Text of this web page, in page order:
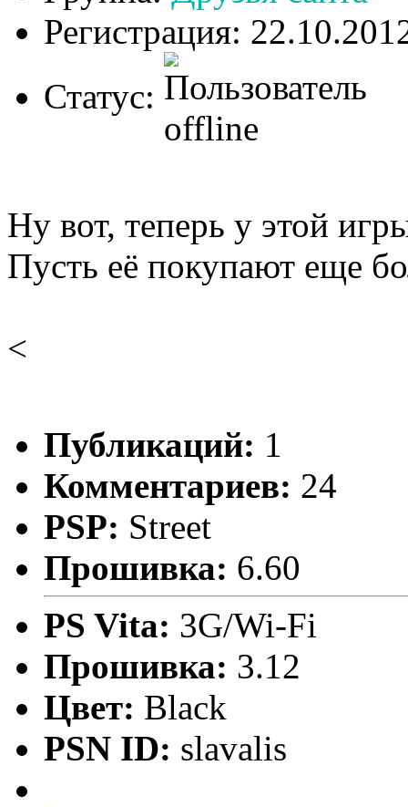
Регистрация:
Статус:
Ну вот, теперь у этой
Пусть её покупают еще
<
Публикаций: 1
Комментариев: 24
PSP: Street
Прошивка: 6.60
PS Vita: 3G/Wi-Fi
Прошивка: 3.12
Цвет: Black
PSN ID: slavalis